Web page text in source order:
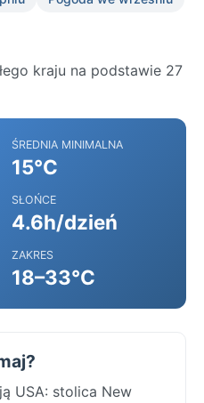
kraju na podstawie 27
ŚREDNIA MINIMALNA
15°C
SŁOŃCE
4.6h/dzień
ZAKRES
18–33°C
USA: stolica New